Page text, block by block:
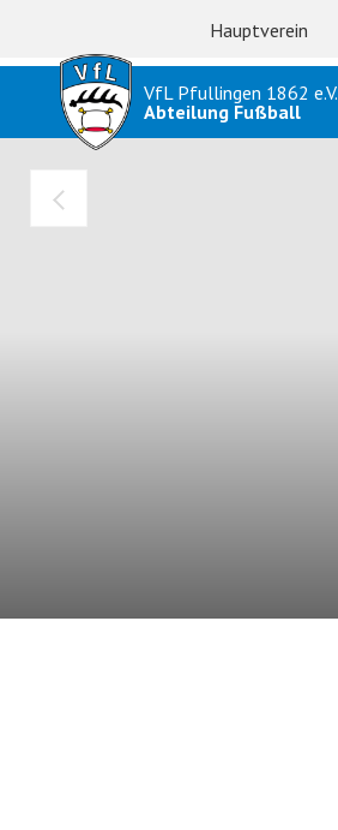
VfL Pfullingen 1862 e.V.
Abteilung Fußball
Hauptverein